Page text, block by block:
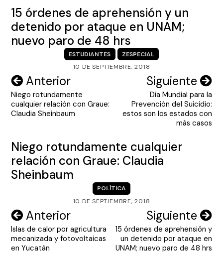
15 órdenes de aprehensión y un
detenido por ataque en UNAM;
nuevo paro de 48 hrs
ESTUDIANTES
ZESPECIAL
10 DE SEPTIEMBRE, 2018
Navegación
de
entradas
Anterior
Niego rotundamente
cualquier relación con Graue:
Claudia Sheinbaum
Siguiente
Día Mundial para la
Prevención del Suicidio:
estos son los estados con
más casos
Niego rotundamente cualquier
relación con Graue: Claudia
Sheinbaum
POLÍTICA
10 DE SEPTIEMBRE, 2018
Navegación
de
entradas
Anterior
Islas de calor por agricultura
mecanizada y fotovoltaicas
en Yucatán
Siguiente
15 órdenes de aprehensión y
un detenido por ataque en
UNAM; nuevo paro de 48 hrs